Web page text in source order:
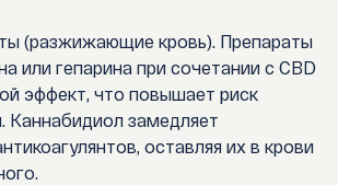
(разжижающие кровь). Препараты
или гепарина при сочетании с CBD
эффект, что повышает риск
Каннабидиол замедляет
оставляя их в крови